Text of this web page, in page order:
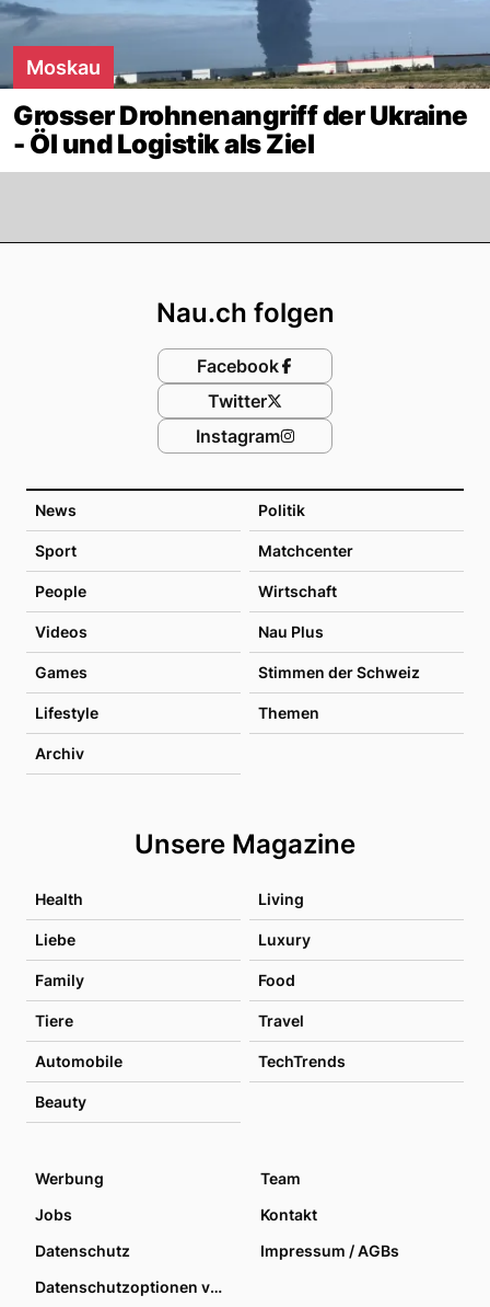
Moskau
Grosser Drohnenangriff der Ukraine
- Öl und Logistik als Ziel
News Politik
Sport Matchcenter
People Wirtschaft
Videos Nau Plus
Games Stimmen der Schweiz
Lifestyle Themen
Archiv
Unsere Magazine
Health Living
Liebe Luxury
Family Food
Tiere Travel
Automobile TechTrends
Beauty
Nau.ch folgen
Facebook
Twitter
Instagram
Werbung
Team
Jobs
Kontakt
Datenschutz
Impressum / AGBs
Datenschutzoptionen verwalten